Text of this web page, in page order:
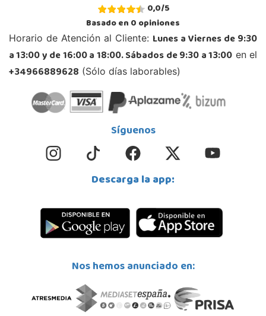
0,0/5
Basado en0opiniones
Horario de Atención al Cliente: Lunes a Viernes de 9:30
a 13:00 y de 16:00 a 18:00. Sábados de 9:30 a 13:00 en el
+34966889628 (Sólo días laborables)
Síguenos
Descarga la app:
Nos hemos anunciado en: